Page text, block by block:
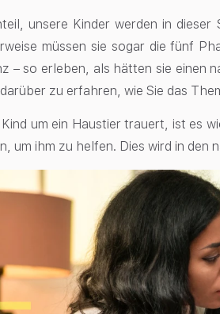
unsere Kinder werden in
müssen sie sogar die fünf
– so erleben, als hätten sie einen
zu erfahren, wie Sie das
Kind um ein Haustier trauert, ist es
um ihm zu helfen. Dies wird in